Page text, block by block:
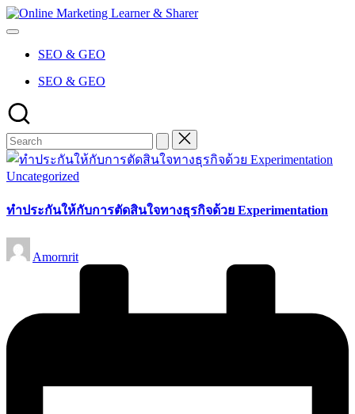
Skip
to
Online
SEO & GEO
SEO & GEO
Posted
Uncategorized
ทำประกันให้กับการตัดสินใจทางธุรกิจด้วย Experimentation
Posted
by
Amornrit